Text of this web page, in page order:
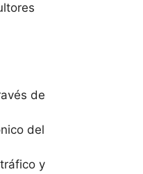
de
del
y